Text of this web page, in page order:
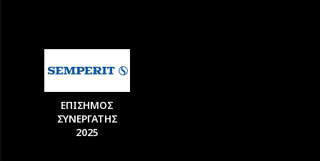
ΕΠΙΣΗΜΟΣ
ΣΥΝΕΡΓΑΤΗΣ
2025